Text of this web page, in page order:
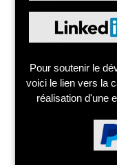
Pour soutenir le
voici le lien vers la
réalisation d'une